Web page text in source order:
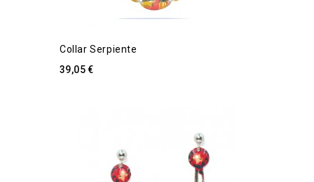
Collar Serpiente
39,05 €